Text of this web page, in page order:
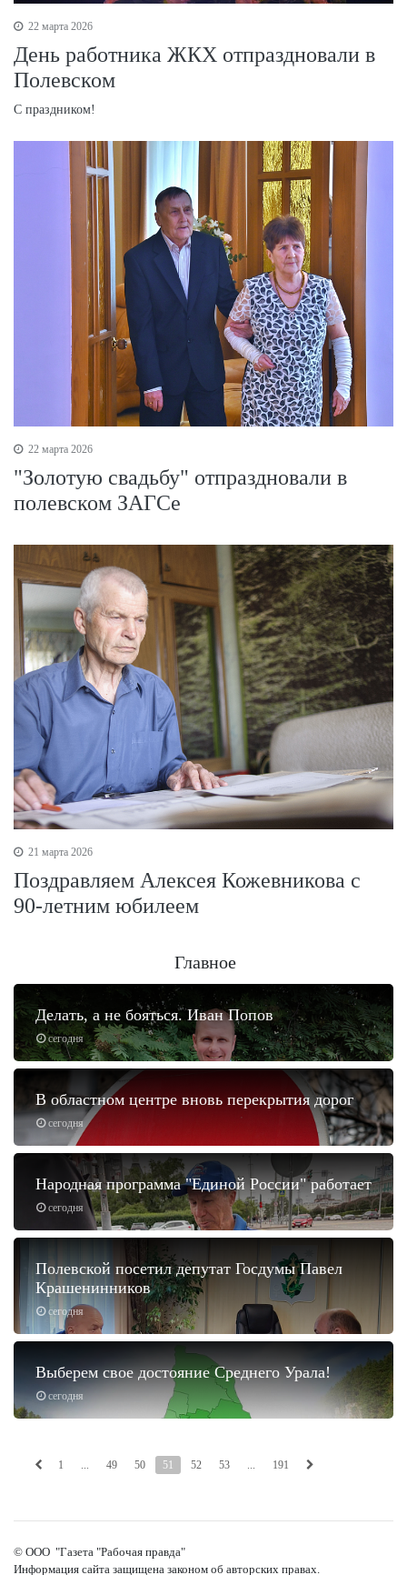
22 марта 2026
День работника ЖКХ отпраздновали в
Полевском
С праздником!
22 марта 2026
"Золотую свадьбу" отпраздновали в
полевском ЗАГСе
21 марта 2026
Поздравляем Алексея Кожевникова с
90-летним юбилеем
Главное
сегодня
Делать, а не бояться. Иван Попов
сегодня
В областном центре вновь перекрытия дорог
сегодня
Народная программа "Единой России" работает
сегодня
Полевской посетил депутат Госдумы Павел
Крашенинников
сегодня
Выберем свое достояние Среднего Урала!
1 ... 49 50 51 52 53 ... 191
© ООО "Газета "Рабочая правда"
Информация сайта защищена законом об авторских правах.